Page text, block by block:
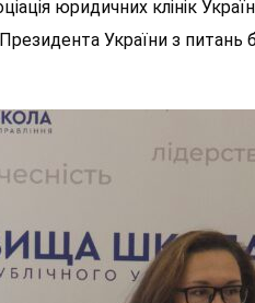
юридичних клінік
України з питань